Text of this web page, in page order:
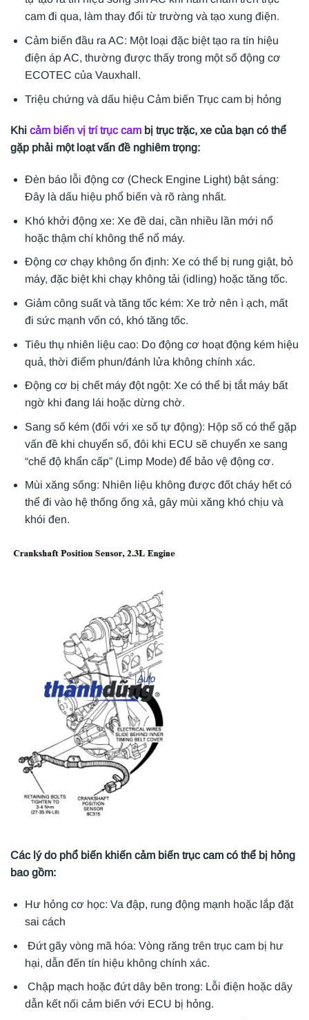
cam đi qua, làm thay đổi từ trường và tạo xung điện.
Cảm biến đầu ra AC: Một loại đặc biệt tạo ra tín hiệu
điện áp AC, thường được thấy trong một số động cơ
ECOTEC của Vauxhall.
Triệu chứng và dấu hiệu Cảm biến Trục cam bị hỏng
Khi cảm biến vị trí trục cam bị trục trặc, xe của bạn có thể
gặp phải một loạt vấn đề nghiêm trọng:
Đèn báo lỗi động cơ (Check Engine Light) bật sáng:
Đây là dấu hiệu phổ biến và rõ ràng nhất.
Khó khởi động xe: Xe đề dai, cần nhiều lần mới nổ
hoặc thậm chí không thể nổ máy.
Động cơ chạy không ổn định: Xe có thể bị rung giật, bỏ
máy, đặc biệt khi chạy không tải (idling) hoặc tăng tốc.
Giảm công suất và tăng tốc kém: Xe trở nên ì ạch, mất
đi sức mạnh vốn có, khó tăng tốc.
Tiêu thụ nhiên liệu cao: Do động cơ hoạt động kém hiệu
quả, thời điểm phun/đánh lửa không chính xác.
Động cơ bị chết máy đột ngột: Xe có thể bị tắt máy bất
ngờ khi đang lái hoặc dừng chờ.
Sang số kém (đối với xe số tự động): Hộp số có thể gặp
vấn đề khi chuyển số, đôi khi ECU sẽ chuyển xe sang
“chế độ khẩn cấp” (Limp Mode) để bảo vệ động cơ.
Mùi xăng sống: Nhiên liệu không được đốt cháy hết có
thể đi vào hệ thống ống xả, gây mùi xăng khó chịu và
khói đen.
Các lý do phổ biến khiến cảm biến trục cam có thể bị hỏng
bao gồm:
Hư hỏng cơ học: Va đập, rung động mạnh hoặc lắp đặt
sai cách
Đứt gãy vòng mã hóa: Vòng răng trên trục cam bị hư
hại, dẫn đến tín hiệu không chính xác.
Chập mạch hoặc đứt dây bên trong: Lỗi điện hoặc dây
dẫn kết nối cảm biến với ECU bị hỏng.